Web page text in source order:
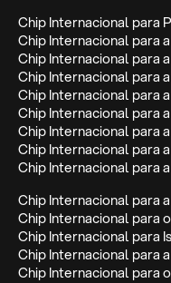
Chip Internacional para
Chip Internacional para
Chip Internacional para
Chip Internacional para
Chip Internacional para
Chip Internacional para
Chip Internacional para
Chip Internacional para
Chip Internacional para
Chip Internacional para
Chip Internacional para
Chip Internacional para
Chip Internacional para
Chip Internacional para